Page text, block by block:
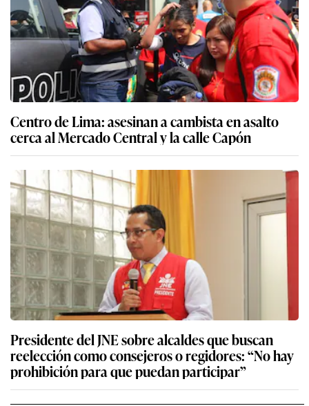
Centro de Lima: asesinan a cambista en asalto
cerca al Mercado Central y la calle Capón
Presidente del JNE sobre alcaldes que buscan
reelección como consejeros o regidores: “No hay
prohibición para que puedan participar”